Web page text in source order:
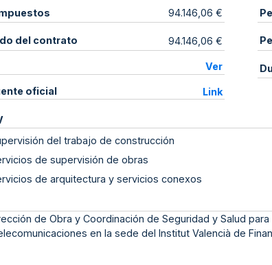
94.146,06 €
del contrato 94.146,06 €
Ver
oficial Link
del trabajo de construcción
de supervisión de obras
de arquitectura y servicios conexos
de Obra y Coordinación de Seguridad y Salud
en la sede del Institut Valencià de